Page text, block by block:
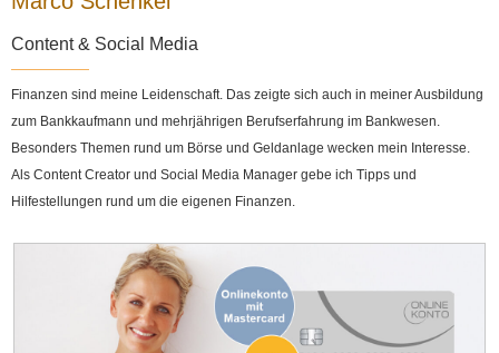
Content & Social Media
Finanzen sind meine Leidenschaft. Das zeigte sich auch in meiner Ausbildung
zum Bankkaufmann und mehrjährigen Berufserfahrung im Bankwesen.
Besonders Themen rund um Börse und Geldanlage wecken mein Interesse.
Als Content Creator und Social Media Manager gebe ich Tipps und
Hilfestellungen rund um die eigenen Finanzen.